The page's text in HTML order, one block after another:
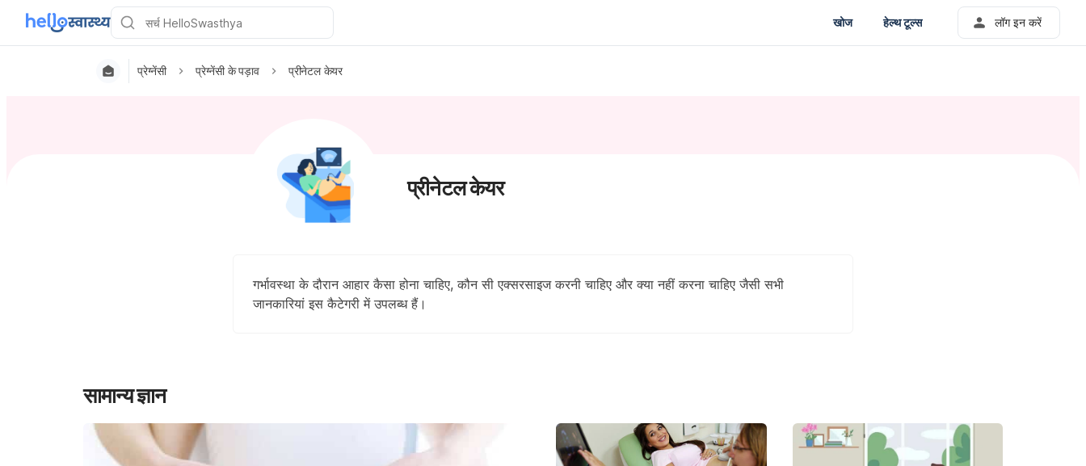
खोज हेल्थ टूल्स लॉग इन करें
प्रेग्नेंसी प्रेग्नेंसी के पड़ाव प्रीनेटल केयर
प्रीनेटल केयर
गर्भावस्था के दौरान आहार कैसा होना चाहिए, कौन सी एक्सरसाइज करनी चाहिए और क्या नहीं करना चाहिए जैसी सभी
जानकारियां इस कैटेगरी में उपलब्ध हैं।
सामान्य ज्ञान